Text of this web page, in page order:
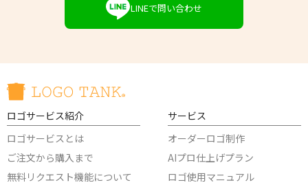
LINEで問い合わせ
ロゴサービス紹介
ロゴサービスとは
ご注文から購入まで
無料リクエスト機能について
サービス
オーダーロゴ制作
AIプロ仕上げプラン
ロゴ使用マニュアル